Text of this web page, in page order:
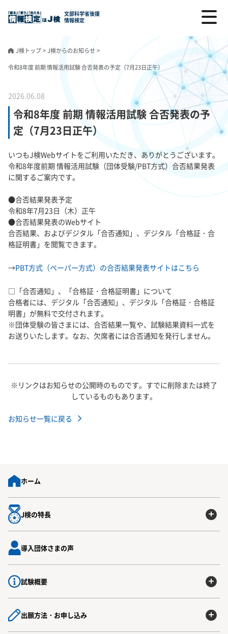
文部科学省後援
情報検定
J検トップ>J検からのお知らせ >
令和8年度 前期 情報活用試験 合否発表の予定（7月23日正午）
2026.06.08
令和8年度 前期 情報活用試験 合否発表の予
定（7月23日正午）
いつもJ検Webサイトをご利用いただき、ありがとうございます。
令和8年度前期 情報活用試験（団体受験/PBT方式）合否結果発表
に関するご案内です。
●合否結果発表予定
令和8年7月23日（木）正午
●合否結果発表のWebサイト
合否結果、およびデジタル「合否通知」、デジタル「合格証・合
格証明書」を閲覧できます。
→PBT方式（ペーパー方式）の合否結果発表サイトはこちら
□「合否通知」、「合格証・合格証明書」について
合格者には、デジタル「合否通知」、デジタル「合格証・合格証
明書」が無料で交付されます。
※団体受験の皆さまには、合否結果一覧や、試験結果資料一式を
お送りいたします。なお、欠席者には合否通知を発行しません。
※リンクはお知らせの公開時のものです。すでに削除または終了
しているものもあります。
お知らせ一覧に戻る
ホーム
J検の特長
導入団体さまの声
試験概要
出願方法・お申し込み